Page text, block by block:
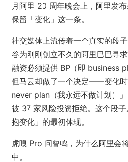
月阿里 20 周年晚会上，阿里发
保留「变化」这一条。
社交媒体上流传着一个真实的段
谷为刚刚创立不久的阿里巴巴寻
融资必须提供 BP（即 business
但马云却做了一个决定——变化时
never plan（我永远不做计划）
被 37 家风险投资拒绝。这个段
抱变化」的最初体现。
虎嗅 Pro 问曾鸣，为什么阿里会
中。